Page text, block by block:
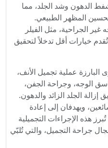
الدهون وشد الجلد، مما
المظهر الطبيعي.
الجراحية، مثل الفيلر
خيارات أقل تدخلاً لتحقيق
البارزة عملية تجميل الأنف،
الوجه، وجراحة الجفن،
الجلد الزائد والدهون.
ويهدفان إلى إعادة
هذه الإجراءات التجميلية
جراحة التجميل، والتي تُلبّي